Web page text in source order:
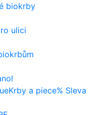
biokrby
ulici
Krby a piece% Sleva